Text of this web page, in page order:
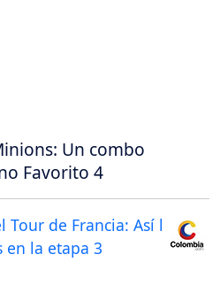
Un combo
Favorito 4